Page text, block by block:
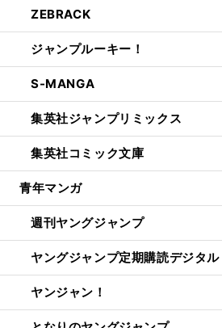
ZEBRACK
ジャンプルーキー！
S-MANGA
集英社ジャンプリミックス
集英社コミック文庫
青年マンガ
週刊ヤングジャンプ
ヤングジャンプ定期購読デジタル
ヤンジャン！